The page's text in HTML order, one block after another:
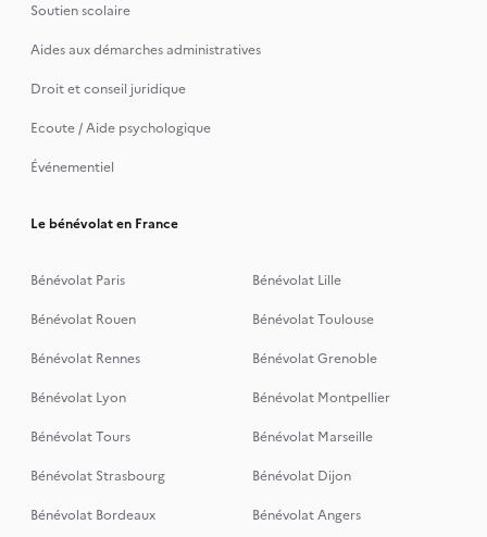
Soutien scolaire
Aides aux démarches administratives
Droit et conseil juridique
Ecoute / Aide psychologique
Événementiel
Le bénévolat en France
Bénévolat Paris
Bénévolat Lille
Bénévolat Rouen
Bénévolat Toulouse
Bénévolat Rennes
Bénévolat Grenoble
Bénévolat Lyon
Bénévolat Montpellier
Bénévolat Tours
Bénévolat Marseille
Bénévolat Strasbourg
Bénévolat Dijon
Bénévolat Bordeaux
Bénévolat Angers